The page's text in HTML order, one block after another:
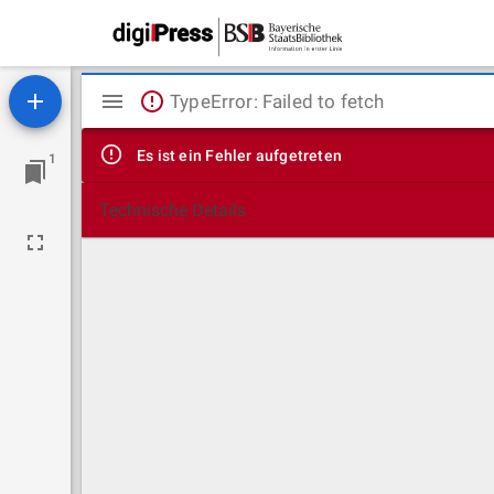
1
Mirador
Viewer
TypeError: Failed to fetch
Es ist ein Fehler aufgetreten
Technische Details